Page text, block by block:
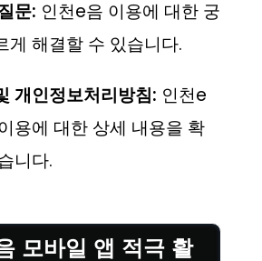
문: 인천e음 이용에 대한 궁
게 해결할 수 있습니다.
개인정보처리방침: 인천e
용에 대한 상세 내용을 확
니다.
모바일 앱 적극 활